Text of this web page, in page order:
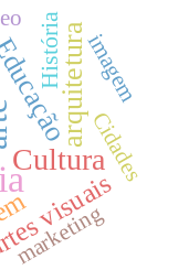
Cultura
arquitetura
visuais
História imagem
marketing
Cidades